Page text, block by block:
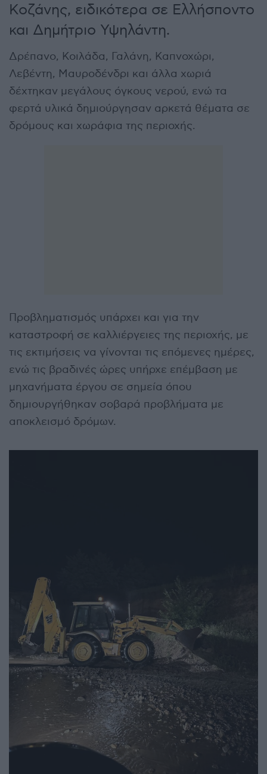
Κοζάνης, ειδικότερα σε Ελλήσποντο
και Δημήτριο Υψηλάντη.
Δρέπανο, Κοιλάδα, Γαλάνη, Καπνοχώρι,
Λεβέντη, Μαυροδένδρι και άλλα χωριά
δέχτηκαν μεγάλους όγκους νερού, ενώ τα
φερτά υλικά δημιούργησαν αρκετά θέματα σε
δρόμους και χωράφια της περιοχής.
Προβληματισμός υπάρχει και για την
καταστροφή σε καλλιέργειες της περιοχής, με
τις εκτιμήσεις να γίνονται τις επόμενες ημέρες,
ενώ τις βραδινές ώρες υπήρχε επέμβαση με
μηχανήματα έργου σε σημεία όπου
δημιουργήθηκαν σοβαρά προβλήματα με
αποκλεισμό δρόμων.